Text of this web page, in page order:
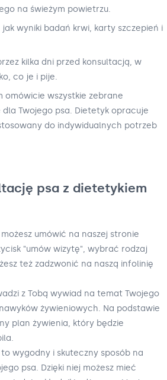
na świeżym powietrzu.
wyniki badań krwi, karty szczepień i
kilka dni przed konsultacją, w
co je i pije.
omówicie wszystkie zebrane
Twojego psa. Dietetyk opracuje
do indywidualnych potrzeb
psa z dietetykiem
umówić na naszej stronie
"umów wizytę", wybrać rodzaj
też zadzwonić na naszą infolinię
z Tobą wywiad na temat Twojego
żywieniowych. Na podstawie
plan żywienia, który będzie
wygodny i skuteczny sposób na
psa. Dzięki niej możesz mieć